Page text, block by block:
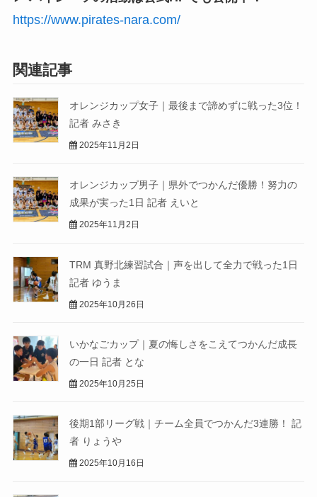
https://www.pirates-nara.com/
関連記事
オレンジカップ女子｜最後まで諦めずに戦った3位！
記者 みさき
2025年11月2日
オレンジカップ男子｜県外でつかんだ優勝！努力の
成果が実った1日 記者 えいと
2025年11月2日
TRM 真野北練習試合｜声を出して全力で戦った1日
記者 ゆうま
2025年10月26日
いかなごカップ｜夏の悔しさをこえてつかんだ成長
の一日 記者 とな
2025年10月25日
後期1部リーグ戦｜チーム全員でつかんだ3連勝！ 記
者 りょうや
2025年10月16日